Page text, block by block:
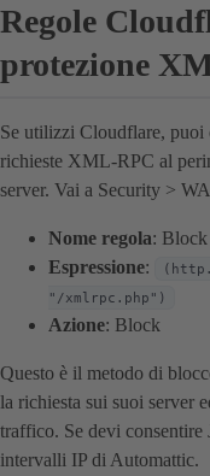
Regole
protezione
Se utilizzi Cloudflare, puoi
richieste XML-RPC al
server. Vai a Security >
Nome regola:
Espressione:
"/xmlrpc.php")
Azione: Block
Questo è il metodo di
la richiesta sui suoi server
traffico. Se devi consentire
intervalli IP di Automattic.